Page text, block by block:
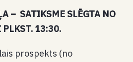
– SATIKSME SLĒGTA NO
13:30.
prospekts (no